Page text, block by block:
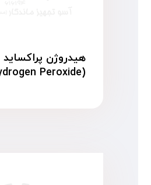
(Hydrogen Peroxide)